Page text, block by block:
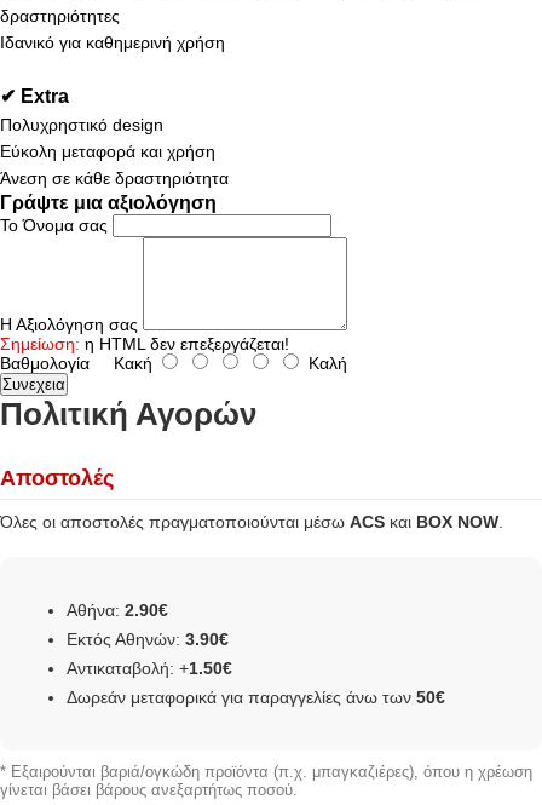
δραστηριότητες
Ιδανικό για καθημερινή χρήση
✔ Extra
Πολυχρηστικό design
Εύκολη μεταφορά και χρήση
Άνεση σε κάθε δραστηριότητα
Γράψτε μια αξιολόγηση
Το Όνομα σας
Η Αξιολόγηση σας
Σημείωση: η HTML δεν επεξεργάζεται!
Βαθμολογία Κακή Καλή
Συνεχεια
Πολιτική Αγορών
Αποστολές
Όλες οι αποστολές πραγματοποιούνται μέσω ACS και BOX NOW
Αθήνα: 2.90€
Εκτός Αθηνών: 3.90€
Αντικαταβολή: +1.50€
Δωρεάν μεταφορικά για παραγγελίες άνω των 50€
* Εξαιρούνται βαριά/ογκώδη προϊόντα (π.χ. μπαγκαζιέρες), όπου η χρέωση
γίνεται βάσει βάρους ανεξαρτήτως ποσού.